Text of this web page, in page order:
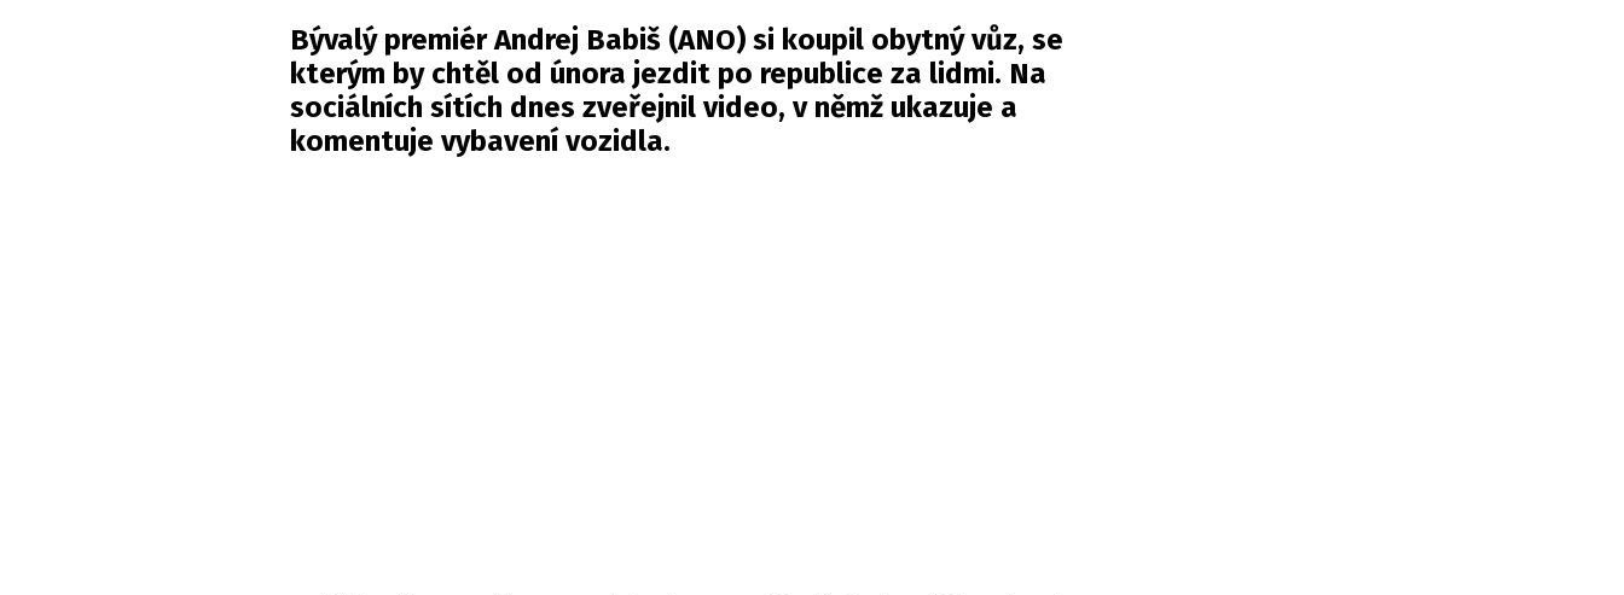
Bývalý premiér Andrej Babiš (ANO) si koupil obytný vůz, se
kterým by chtěl od února jezdit po republice za lidmi. Na
sociálních sítích dnes zveřejnil video, v němž ukazuje a
komentuje vybavení vozidla.